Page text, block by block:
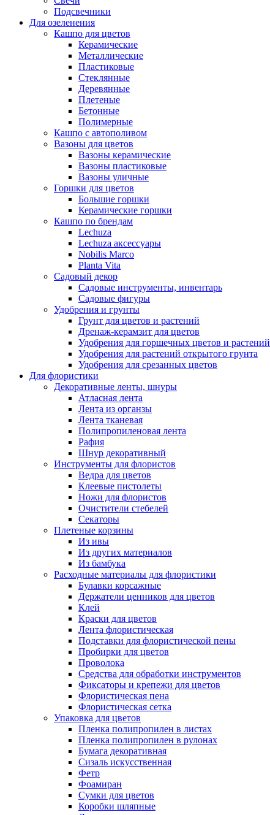
Подсвечники
Для озеленения
Кашпо для цветов
Керамические
Металлические
Пластиковые
Стеклянные
Деревянные
Плетеные
Бетонные
Полимерные
Кашпо с автополивом
Вазоны для цветов
Вазоны керамические
Вазоны пластиковые
Вазоны уличные
Горшки для цветов
Большие горшки
Керамические горшки
Кашпо по брендам
Lechuza
Lechuza аксессуары
Nobilis Marco
Planta Vita
Садовый декор
Садовые инструменты, инвентарь
Садовые фигуры
Удобрения и грунты
Грунт для цветов и растений
Дренаж-керамзит для цветов
Удобрения для горшечных цветов и растений
Удобрения для растений открытого грунта
Удобрения для срезанных цветов
Для флористики
Декоративные ленты, шнуры
Атласная лента
Лента из органзы
Лента тканевая
Полипропиленовая лента
Рафия
Шнур декоративный
Инструменты для флористов
Ведра для цветов
Клеевые пистолеты
Ножи для флористов
Очистители стебелей
Секаторы
Плетеные корзины
Из ивы
Из других материалов
Из бамбука
Расходные материалы для флористики
Булавки корсажные
Держатели ценников для цветов
Клей
Краски для цветов
Лента флористическая
Подставки для флористической пены
Пробирки для цветов
Проволока
Средства для обработки инструментов
Фиксаторы и крепежи для цветов
Флористическая пена
Флористическая сетка
Упаковка для цветов
Пленка полипропилен в листах
Пленка полипропилен в рулонах
Бумага декоративная
Сизаль искусственная
Фетр
Фоамиран
Сумки для цветов
Коробки шляпные